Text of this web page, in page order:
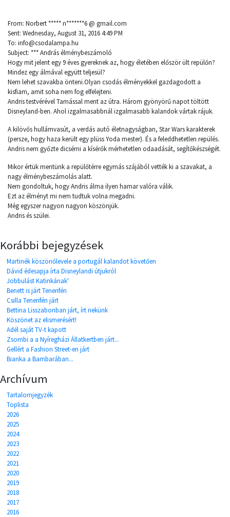
From: Norbert ***** n*******6 @ gmail.com
Sent: Wednesday, August 31, 2016 4:49 PM
To: info@csodalampa.hu
Subject: *** András élménybeszámoló
Hogy mit jelent egy 9 éves gyereknek az, hogy életében először ült repülőn?
Mindez egy álmával együtt teljesül?
Nem lehet szavakba önteni.Olyan csodás élményekkel gazdagodott a
kisfiam, amit soha nem fog elfelejteni.
Andris testvérével Tamással ment az útra. Három gyönyörű napot töltött
Disneyland-ben. Ahol izgalmasabbnál izgalmasabb kalandok vártak rájuk.
A kilövős hullámvasút, a verdás autó életnagyságban, Star Wars karakterek
(persze, hogy haza került egy plüss Yoda mester). És a feleddhetetlen repülés.
Andris nem győzte dicsérni a kísérők mérhetetlen odaadását, segítőkészségét.
Mikor értük mentünk a repülőtérre egymás szájából vették ki a szavakat, a
nagy élménybeszámolás alatt.
Nem gondoltuk, hogy Andris álma ilyen hamar valóra válik.
Ezt az élményt mi nem tudtuk volna megadni.
Még egyszer nagyon nagyon köszönjük.
Andris és szülei.
Korábbi bejegyzések
Martinék köszönőlevele a portugál kalandot követően
Dávid édesapja írta Disneylandi útjukról
Jobbulást Katinkának'
Benett is járt Tenerifén
Csilla Tenerifén járt
Bettina Lisszabonban járt, írt nekünk
Köszönet az elismerésért!
Adél saját TV-t kapott
Zsombi a a Nyíregházi Állatkertben járt...
Gellért a Fashion Street-en járt
Bianka a Bambarában...
Archívum
Tartalomjegyzék
Toplista
2026
2025
2024
2023
2022
2021
2020
2019
2018
2017
2016